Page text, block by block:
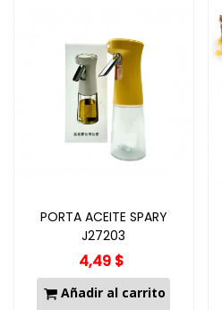
PORTA ACEITE SPARY
J27203
4,49 $
Añadir al carrito